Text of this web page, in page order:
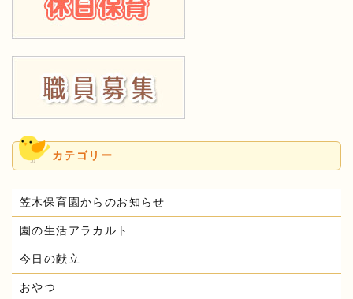
カテゴリー
笠木保育園からのお知らせ
園の生活アラカルト
今日の献立
おやつ